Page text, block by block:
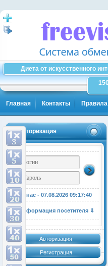
Диета от искусственного
Главная Контакты Правила
Авторизация
У нас - 07.08.2026 09:17:40
Информация посетителя ⇓
Авторизация
Регистрация